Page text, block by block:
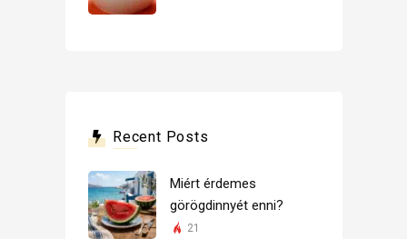
Recent Posts
Miért érdemes
görögdinnyét enni?
21